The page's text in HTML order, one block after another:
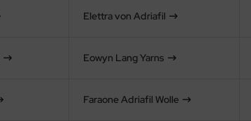
Elettra von Adriafil
Eowyn Lang Yarns
Faraone Adriafil Wolle